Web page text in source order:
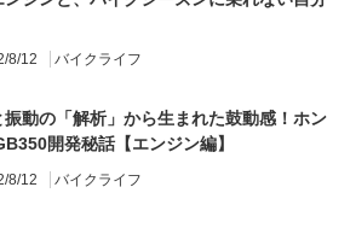
8/12 バイクライフ
振動の「解析」から生まれた鼓動感！ホン
開発秘話【エンジン編】
8/12 バイクライフ